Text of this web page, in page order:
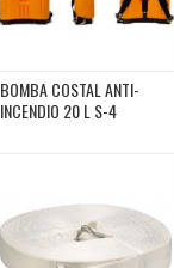
BOMBA COSTAL ANTI-
INCENDIO 20 L S-4